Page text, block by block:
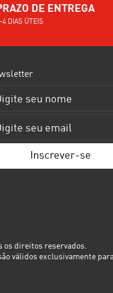
DE ENTREGA
4 DIAS ÚTEIS
os direitos reservados.
válidos exclusivamente